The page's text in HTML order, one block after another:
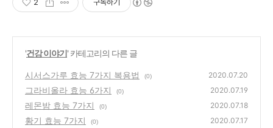
2 구독하기
'건강 이야기' 카테고리의 다른 글
시서스가루 효능 7가지 복용법 (0) 2020.07.20
그라비올라 효능 6가지 (0) 2020.07.19
레몬밤 효능 7가지 (0) 2020.07.18
황기 효능 7가지 (0) 2020.07.17